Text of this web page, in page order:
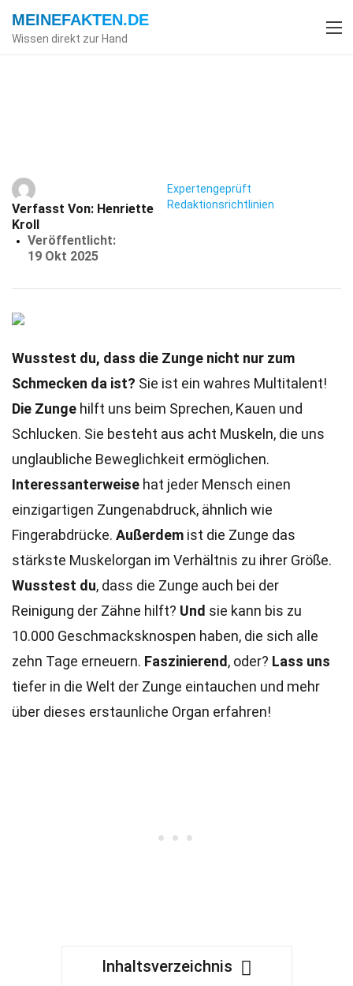
MEINEFAKTEN.DE
Wissen direkt zur Hand
Verfasst Von: Henriette
Kroll
Veröffentlicht:
19 Okt 2025
Expertengeprüft
Redaktionsrichtlinien
Wusstest du, dass die Zunge nicht nur zum
Schmecken da ist? Sie ist ein wahres Multitalent!
Die Zunge hilft uns beim Sprechen, Kauen und
Schlucken. Sie besteht aus acht Muskeln, die uns
unglaubliche Beweglichkeit ermöglichen.
Interessanterweise hat jeder Mensch einen
einzigartigen Zungenabdruck, ähnlich wie
Fingerabdrücke. Außerdem ist die Zunge das
stärkste Muskelorgan im Verhältnis zu ihrer Größe.
Wusstest du, dass die Zunge auch bei der
Reinigung der Zähne hilft? Und sie kann bis zu
10.000 Geschmacksknospen haben, die sich alle
zehn Tage erneuern. Faszinierend , oder? Lass uns
tiefer in die Welt der Zunge eintauchen und mehr
über dieses erstaunliche Organ erfahren!
Inhaltsverzeichnis